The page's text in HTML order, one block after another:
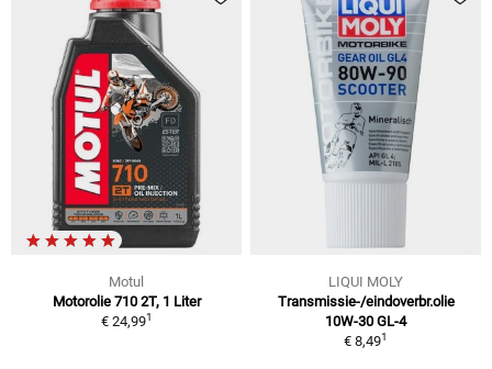
Motul
Motorolie 710 2T, 1 Liter
€ 24,991
LIQUI MOLY
Transmissie-/eindoverbr.olie
10W-30 GL-4
€ 8,491